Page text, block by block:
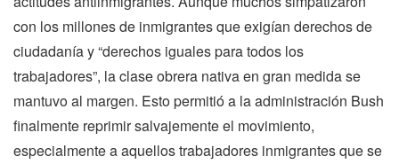
con los millones de inmigrantes que exigían derechos de
ciudadanía y “derechos iguales para todos los
trabajadores”, la clase obrera nativa en gran medida se
mantuvo al margen. Esto permitió a la administración Bush
finalmente reprimir salvajemente el movimiento,
especialmente a aquellos trabajadores inmigrantes que se